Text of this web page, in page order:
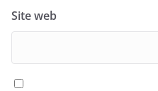
Site web